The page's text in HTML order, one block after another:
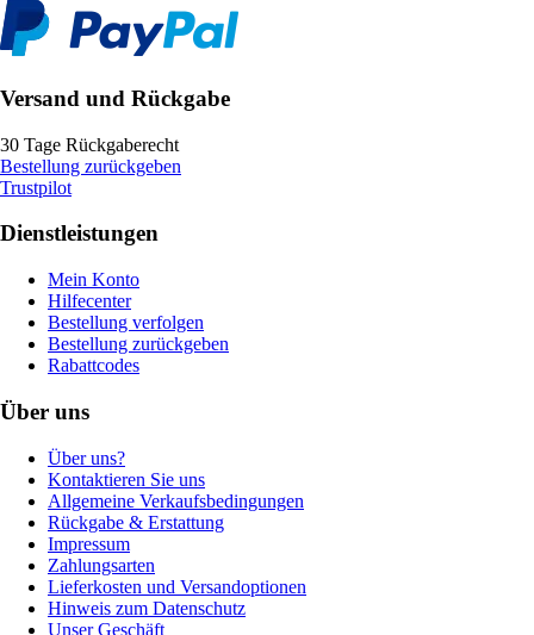
Versand und Rückgabe
30 Tage Rückgaberecht
Bestellung zurückgeben
Trustpilot
Dienstleistungen
Mein Konto
Hilfecenter
Bestellung verfolgen
Bestellung zurückgeben
Rabattcodes
Über uns
Über uns?
Kontaktieren Sie uns
Allgemeine Verkaufsbedingungen
Rückgabe & Erstattung
Impressum
Zahlungsarten
Lieferkosten und Versandoptionen
Hinweis zum Datenschutz
Unser Geschäft